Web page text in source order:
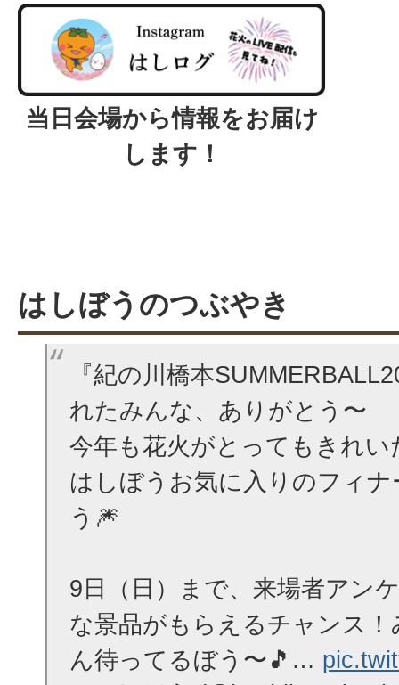
当日会場から情報をお届け
します！
はしぼうのつぶやき
『紀の川橋本
れたみんな、ありがとう〜
今年も花火がとってもきれい
はしぼうお気に入りのフィ
う🎆
9日（日）まで、来場者アン
な景品がもらえるチャンス
ん待ってるぼう〜🎵…